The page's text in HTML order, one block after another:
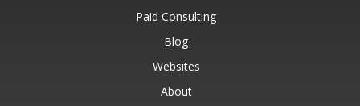
Paid Consulting
Blog
Websites
About